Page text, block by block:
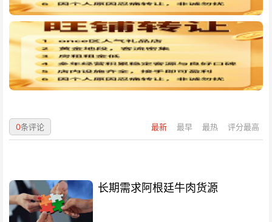
最新 最早 最热 评分最高
0条评论
长期需求阿根廷牛肉货源